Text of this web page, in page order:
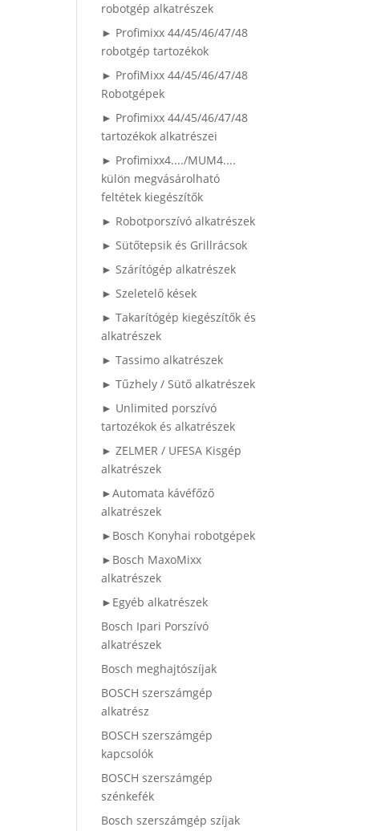
robotgép alkatrészek
► Profimixx 44/45/46/47/48
robotgép tartozékok
► ProfiMixx 44/45/46/47/48
Robotgépek
► Profimixx 44/45/46/47/48
tartozékok alkatrészei
► Profimixx4..../MUM4....
külön megvásárolható
feltétek kiegészítők
► Robotporszívó alkatrészek
► Sütőtepsik és Grillrácsok
► Szárítógép alkatrészek
► Szeletelő kések
► Takarítógép kiegészítők és
alkatrészek
► Tassimo alkatrészek
► Tűzhely / Sütő alkatrészek
► Unlimited porszívó
tartozékok és alkatrészek
► ZELMER / UFESA Kisgép
alkatrészek
►Automata kávéfőző
alkatrészek
►Bosch Konyhai robotgépek
►Bosch MaxoMixx
alkatrészek
►Egyéb alkatrészek
Bosch Ipari Porszívó
alkatrészek
Bosch meghajtószíjak
BOSCH szerszámgép
alkatrész
BOSCH szerszámgép
kapcsolók
BOSCH szerszámgép
szénkefék
Bosch szerszámgép szíjak